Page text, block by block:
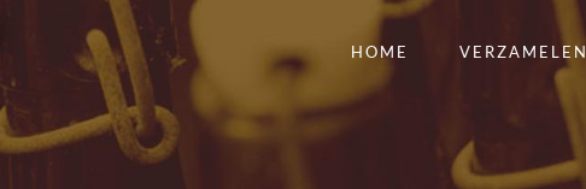
HOME VERZAMELEN